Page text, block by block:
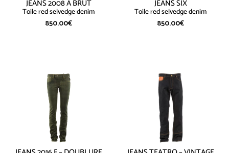
JEANS 2008 A BRUT
Toile red selvedge denim
850.00€
JEANS SIX
Toile red selvedge denim
850.00€